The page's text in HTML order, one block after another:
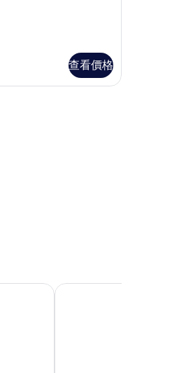
查看價格
首爾城東建國大學安諾